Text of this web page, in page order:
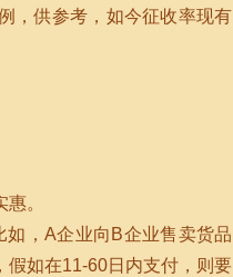
，供参考，如今征收率现有
。
如，A企业向B企业售卖货品
假如在11-60日内支付，则要